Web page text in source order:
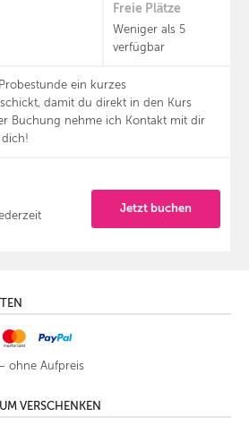
ein kurzes
damit du direkt in den Kurs
Buchung nehme ich Kontakt mit dir
Freie Plätze
Weniger als 5
verfügbar
Jetzt buchen
ohne Aufpreis
VERSCHENKEN